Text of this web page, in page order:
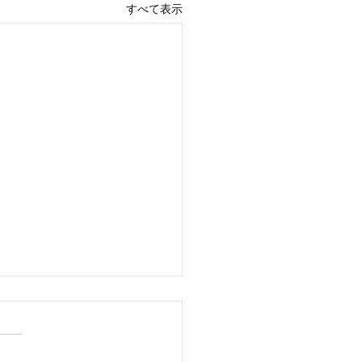
すべて表示
】視覚障害者が「街歩